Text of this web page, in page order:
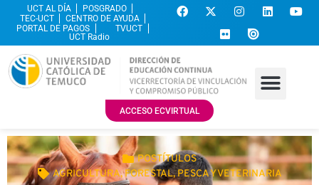
UCT AL DÍA
POSGRADO
TEC-UCT
CENTRO DE AYUDA
PORTAL DE PAGOS
TVUCT
UCT Radio
ACCESO ECVIRTUAL
POSTÍTULOS
AGRICULTURA, FORESTAL, PESCA Y VETERINARIA